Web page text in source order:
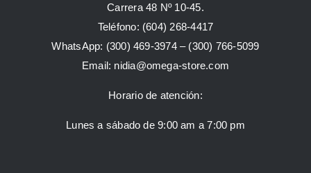
Carrera 48 Nº 10-45.
Teléfono: (604) 268-4417
WhatsApp: (300) 469-3974 – (300) 766-5099
Email: nidia@omega-store.com
Horario de atención:
Lunes a sábado de 9:00 am a 7:00 pm